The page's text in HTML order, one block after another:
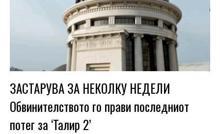
ЗАСТАРУВА ЗА НЕКОЛКУ НЕДЕЛИ
Обвинителството го прави последниот
потег за ‘Талир 2’